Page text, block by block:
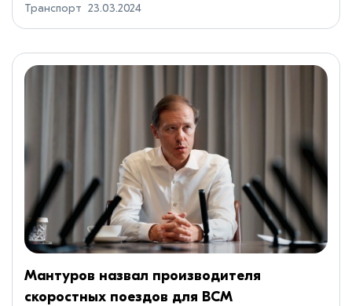
Транспорт 23.03.2024
Мантуров назвал производителя
скоростных поездов для ВСМ